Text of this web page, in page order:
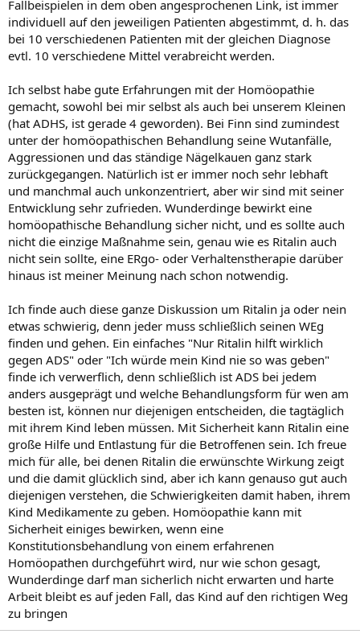
Fallbeispielen in dem oben angesprochenen Link, ist immer
individuell auf den jeweiligen Patienten abgestimmt, d. h. das
bei 10 verschiedenen Patienten mit der gleichen Diagnose
evtl. 10 verschiedene Mittel verabreicht werden.
Ich selbst habe gute Erfahrungen mit der Homöopathie
gemacht, sowohl bei mir selbst als auch bei unserem Kleinen
(hat ADHS, ist gerade 4 geworden). Bei Finn sind zumindest
unter der homöopathischen Behandlung seine Wutanfälle,
Aggressionen und das ständige Nägelkauen ganz stark
zurückgegangen. Natürlich ist er immer noch sehr lebhaft
und manchmal auch unkonzentriert, aber wir sind mit seiner
Entwicklung sehr zufrieden. Wunderdinge bewirkt eine
homöopathische Behandlung sicher nicht, und es sollte auch
nicht die einzige Maßnahme sein, genau wie es Ritalin auch
nicht sein sollte, eine ERgo- oder Verhaltenstherapie darüber
hinaus ist meiner Meinung nach schon notwendig.
Ich finde auch diese ganze Diskussion um Ritalin ja oder nein
etwas schwierig, denn jeder muss schließlich seinen WEg
finden und gehen. Ein einfaches "Nur Ritalin hilft wirklich
gegen ADS" oder "Ich würde mein Kind nie so was geben"
finde ich verwerflich, denn schließlich ist ADS bei jedem
anders ausgeprägt und welche Behandlungsform für wen am
besten ist, können nur diejenigen entscheiden, die tagtäglich
mit ihrem Kind leben müssen. Mit Sicherheit kann Ritalin eine
große Hilfe und Entlastung für die Betroffenen sein. Ich freue
mich für alle, bei denen Ritalin die erwünschte Wirkung zeigt
und die damit glücklich sind, aber ich kann genauso gut auch
diejenigen verstehen, die Schwierigkeiten damit haben, ihrem
Kind Medikamente zu geben. Homöopathie kann mit
Sicherheit einiges bewirken, wenn eine
Konstitutionsbehandlung von einem erfahrenen
Homöopathen durchgeführt wird, nur wie schon gesagt,
Wunderdinge darf man sicherlich nicht erwarten und harte
Arbeit bleibt es auf jeden Fall, das Kind auf den richtigen Weg
zu bringen